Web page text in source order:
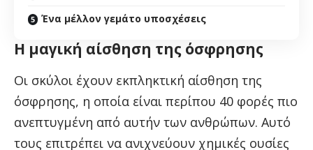
Ένα μέλλον γεμάτο υποσχέσεις
Η μαγική αίσθηση της όσφρησης
Οι σκύλοι έχουν εκπληκτική αίσθηση της
όσφρησης, η οποία είναι περίπου 40 φορές πιο
ανεπτυγμένη από αυτήν των ανθρώπων. Αυτό
τους επιτρέπει να ανιχνεύουν χημικές ουσίες